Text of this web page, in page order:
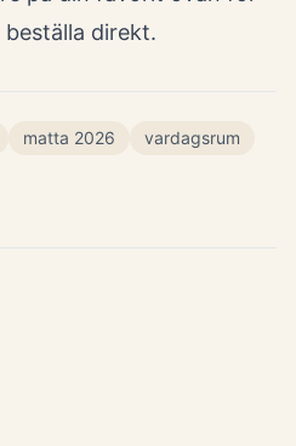
direkt.
matta 2026
vardagsrum